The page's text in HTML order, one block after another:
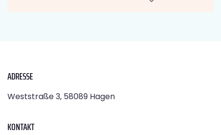
ADRESSE
Weststraße 3, 58089 Hagen
KONTAKT